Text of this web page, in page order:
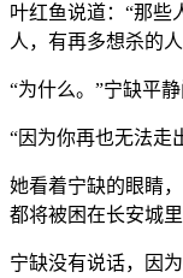
叶红鱼说道：“那些
人，有再多想杀的
“为什么。”宁缺平静
“因为你再也无法走
她看着宁缺的眼睛
都将被困在长安城
宁缺没有说话，因为